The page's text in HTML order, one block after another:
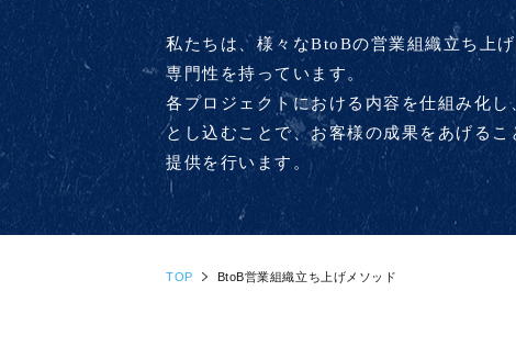
私たちは、様々なBtoBの営業組織立ち上
専門性を持っています。
各プロジェクトにおける内容を仕組み化し
とし込むことで、お客様の成果をあげるこ
提供を行います。
TOP BtoB営業組織立ち上げメソッド